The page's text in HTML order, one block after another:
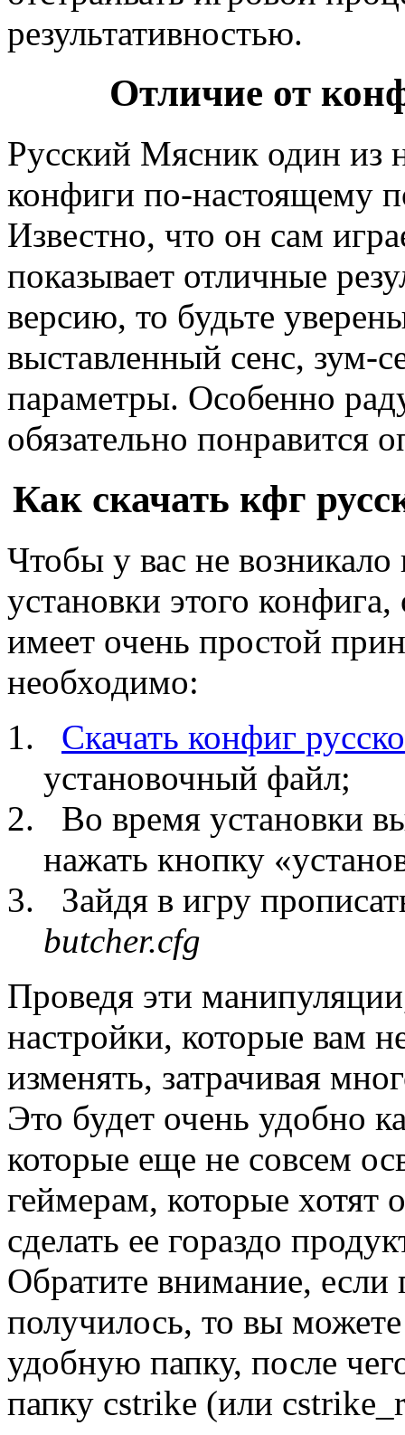
результативностью.
Отличие от
Русский Мясник один из
конфиги по-настоящему
Известно, что он сам
показывает отличные
версию, то будьте
выставленный сенс, зум-
параметры. Особенно
обязательно понравится
Как скачать кфг
Чтобы у вас не
установки этого
имеет очень простой
необходимо:
Скачать конфиг
установочный файл;
Во время установки
нажать кнопку
Зайдя в игру
butcher.cfg
Проведя эти
настройки, которые вам
изменять, затрачивая
Это будет очень удобно
которые еще не совсем
геймерам, которые хотят
сделать ее гораздо
Обратите внимание,
получилось, то вы
удобную папку, после
папку cstrike (или